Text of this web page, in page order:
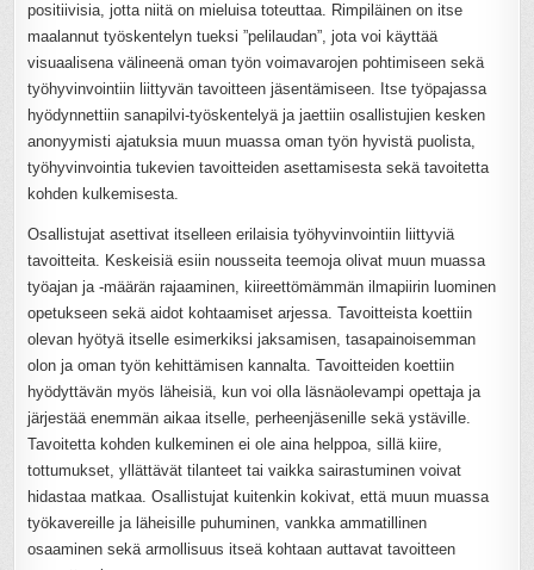
positiivisia, jotta niitä on mieluisa toteuttaa. Rimpiläinen on itse
maalannut työskentelyn tueksi ”pelilaudan”, jota voi käyttää
visuaalisena välineenä oman työn voimavarojen pohtimiseen sekä
työhyvinvointiin liittyvän tavoitteen jäsentämiseen. Itse työpajassa
hyödynnettiin sanapilvi-työskentelyä ja jaettiin osallistujien kesken
anonyymisti ajatuksia muun muassa oman työn hyvistä puolista,
työhyvinvointia tukevien tavoitteiden asettamisesta sekä tavoitetta
kohden kulkemisesta.
Osallistujat asettivat itselleen erilaisia työhyvinvointiin liittyviä
tavoitteita. Keskeisiä esiin nousseita teemoja olivat muun muassa
työajan ja -määrän rajaaminen, kiireettömämmän ilmapiirin luominen
opetukseen sekä aidot kohtaamiset arjessa. Tavoitteista koettiin
olevan hyötyä itselle esimerkiksi jaksamisen, tasapainoisemman
olon ja oman työn kehittämisen kannalta. Tavoitteiden koettiin
hyödyttävän myös läheisiä, kun voi olla läsnäolevampi opettaja ja
järjestää enemmän aikaa itselle, perheenjäsenille sekä ystäville.
Tavoitetta kohden kulkeminen ei ole aina helppoa, sillä kiire,
tottumukset, yllättävät tilanteet tai vaikka sairastuminen voivat
hidastaa matkaa. Osallistujat kuitenkin kokivat, että muun muassa
työkavereille ja läheisille puhuminen, vankka ammatillinen
osaaminen sekä armollisuus itseä kohtaan auttavat tavoitteen